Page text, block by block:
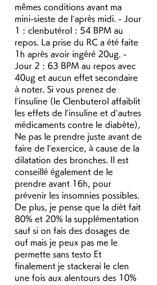
mêmes conditions avant ma
mini-sieste de l’après midi. - Jour
1 : clenbutérol : 54 BPM au
repos. La prise du RC a été faite
1h après avoir ingéré 20ug. -
Jour 2 : 63 BPM au repos avec
40ug et aucun effet secondaire
à noter. Si vous prenez de
l’insuline (le Clenbuterol affaiblit
les effets de l’insuline et d’autres
médicaments contre le diabète),
Ne pas le prendre juste avant de
faire de l’exercice, à cause de la
dilatation des bronches. Il est
conseillé également de le
prendre avant 16h, pour
prévenir les insomnies possibles.
De plus, je pense que la dièt fait
80% et 20% la supplémentation
sauf si on fais des dosages de
ouf mais je peux pas me le
permette sans testo Et
finalement je stackerai le clen
une fois aux alentours des 10%